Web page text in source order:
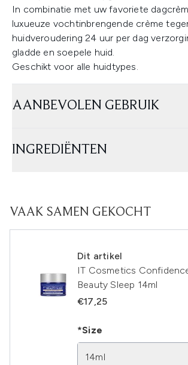
In combinatie met uw favoriete
luxueuze vochtinbrengende crème
huidveroudering 24 uur per dag
gladde en soepele huid.
Geschikt voor alle huidtypes.
AANBEVOLEN GEBRUIK
INGREDIËNTEN
VAAK SAMEN GEKOCHT
Dit artikel
IT Cosmetics
Beauty Sleep 14ml
€17,25
*Size
14ml